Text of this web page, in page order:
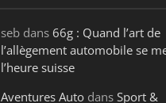
seb dans66g : Quand l’art de
l’allègement automobile se
l’heure suisse
Aventures Auto dansSport &